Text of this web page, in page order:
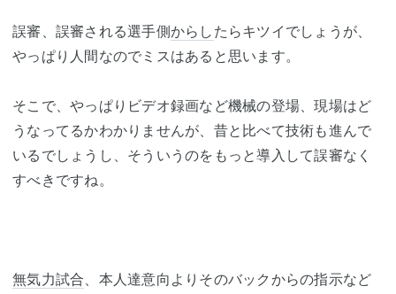
誤審、誤審される選手側からし たらキツイでしょうが、
やっぱり人間なのでミスはあると思います。
そこで、やっぱりビデオ録画など機械の登場、現場はど
うなってるかわかりませんが、昔と比べて技術も進んで
いるでしょうし、そういうのをもっと導入して誤審なく
すべきですね。
無気力試合、本人達意向よりそのバックからの指示など